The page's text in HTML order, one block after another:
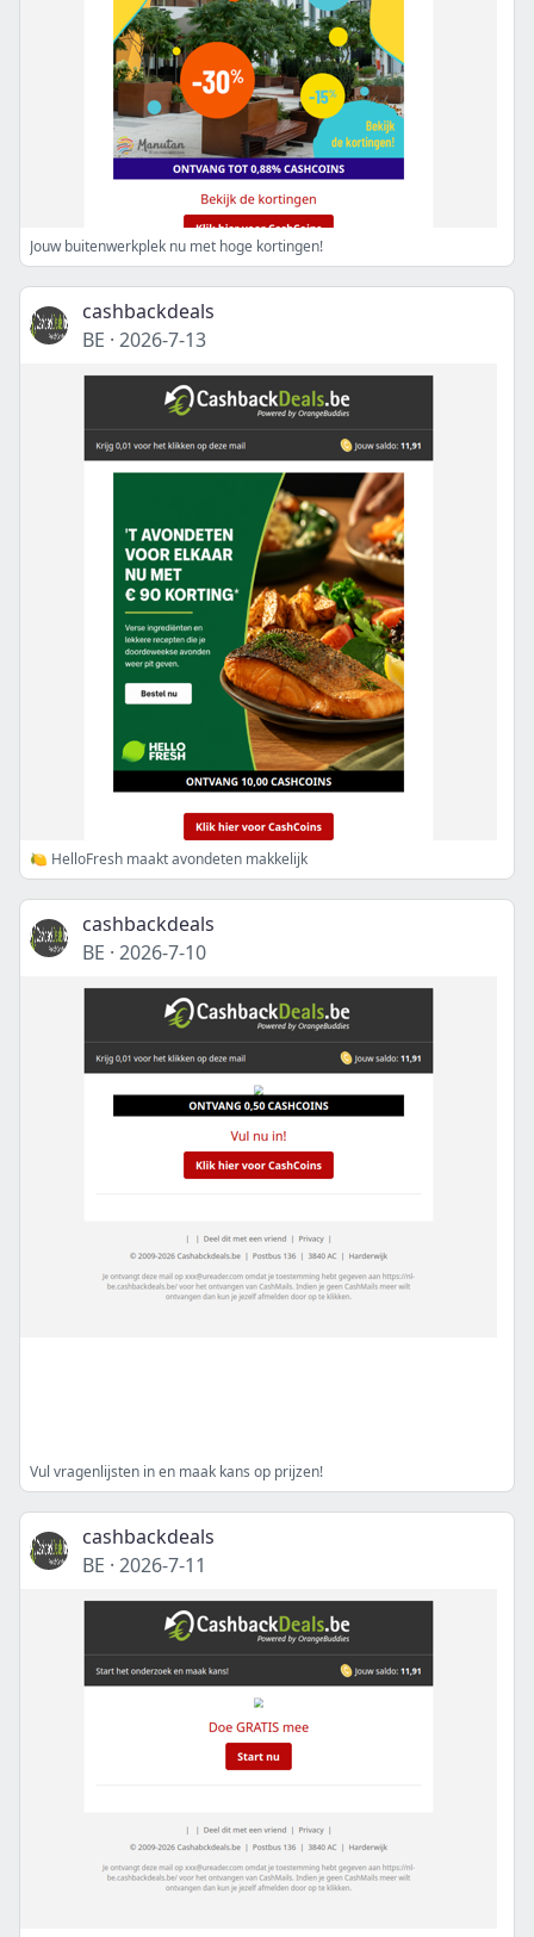
Jouw buitenwerkplek nu met hoge kortingen!
cashbackdeals
BE · 2026-7-13
🍋 HelloFresh maakt avondeten makkelijk
cashbackdeals
BE · 2026-7-10
Vul vragenlijsten in en maak kans op prijzen!
cashbackdeals
BE · 2026-7-11